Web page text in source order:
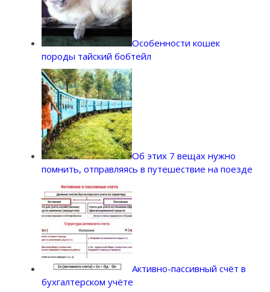
Особенности кошек
породы тайский бобтейл
Об этих 7 вещах нужно
помнить, отправляясь в путешествие на поезде
Активно-пассивный счёт в
бухгалтерском учёте